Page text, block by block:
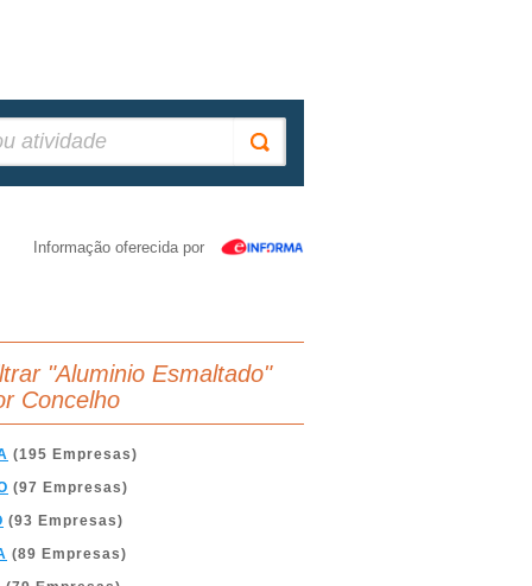
Informação oferecida por
"Aluminio Esmaltado"
Concelho
(195 Empresas)
(97 Empresas)
(93 Empresas)
(89 Empresas)